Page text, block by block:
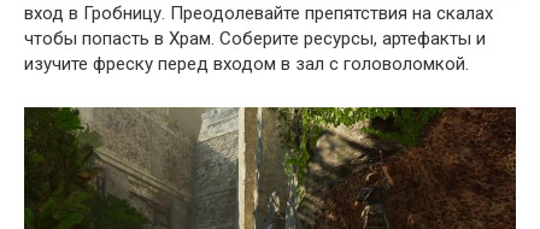
вход в Гробницу. Преодолевайте препятствия на скалах
чтобы попасть в Храм. Соберите ресурсы, артефакты и
изучите фреску перед входом в зал с головоломкой.